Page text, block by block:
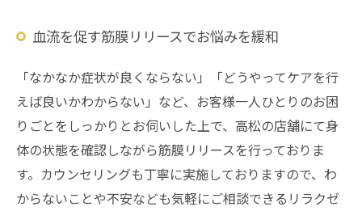
血流を促す筋膜リリースでお悩みを緩和
「なかなか症状が良くならない」「どうやってケアを行
えば良いかわからない」など、お客様一人ひとりのお困
りごとをしっかりとお伺いした上で、高松の店舗にて身
体の状態を確認しながら筋膜リリースを行っておりま
す。カウンセリングも丁寧に実施しておりますので、わ
からないことや不安なども気軽にご相談できるリラクゼ